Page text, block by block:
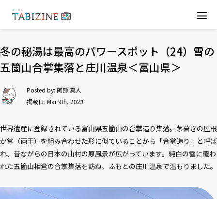
冬の秘湯は最高のパワースポット（24）雪の
五箇山合掌集落と庄川温泉＜富山県＞
Posted by: 阿部 真人
掲載日: Mar 9th, 2023
世界遺産に登録されている富山県五箇山の合掌造り集落。茅葺きの屋根
が掌（両手）を組み合わせた形に似ていることから「合掌造り」と呼ば
れ、昔ながらの日本の山村の原風景が広がっています。純白の雪に覆わ
れた五箇山相倉の合掌集落を訪ね、ふもとの庄川温泉で温もりました。